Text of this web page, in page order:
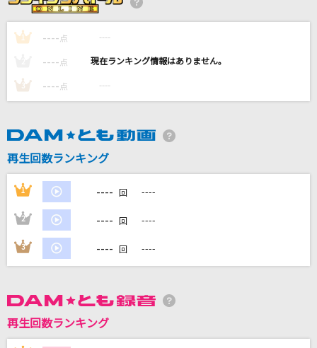
Ado
[生音]RAGE OF DUST
超最強
和田光司
カラオケ最新情報をチェック！
1 ---- 点 ----
---- 点 ----
3 ---- 点 ----
再生回数ランキング
1 ---- 回 ----
2 ---- 回 ----
3 ---- 回 ----
再生回数ランキング